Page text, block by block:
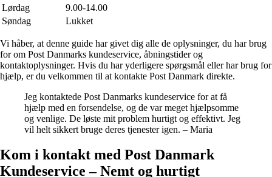
Lørdag
9.00-14.00
Søndag
Lukket
Vi håber, at denne guide har givet dig alle de oplysninger, du har brug
for om Post Danmarks kundeservice, åbningstider og
kontaktoplysninger. Hvis du har yderligere spørgsmål eller har brug for
hjælp, er du velkommen til at kontakte Post Danmark direkte.
Jeg kontaktede Post Danmarks kundeservice for at få
hjælp med en forsendelse, og de var meget hjælpsomme
og venlige. De løste mit problem hurtigt og effektivt. Jeg
vil helt sikkert bruge deres tjenester igen. – Maria
Kom i kontakt med Post Danmark
Kundeservice – Nemt og hurtigt